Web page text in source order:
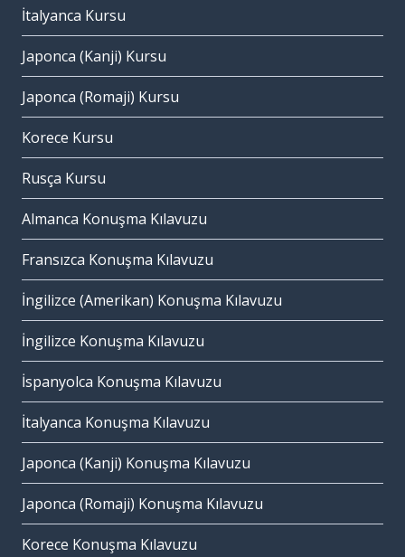
İtalyanca Kursu
Japonca (Kanji) Kursu
Japonca (Romaji) Kursu
Korece Kursu
Rusça Kursu
Almanca Konuşma Kılavuzu
Fransızca Konuşma Kılavuzu
İngilizce (Amerikan) Konuşma Kılavuzu
İngilizce Konuşma Kılavuzu
İspanyolca Konuşma Kılavuzu
İtalyanca Konuşma Kılavuzu
Japonca (Kanji) Konuşma Kılavuzu
Japonca (Romaji) Konuşma Kılavuzu
Korece Konuşma Kılavuzu